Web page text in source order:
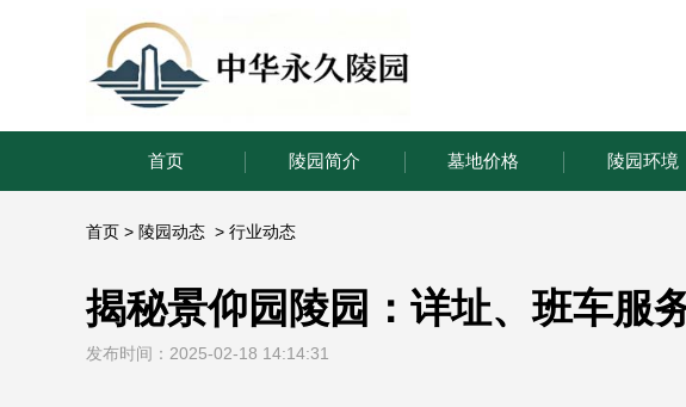
首页 陵园简介 墓地价格 陵园环境
首页 > 陵园动态 > 行业动态
揭秘景仰园陵园：详址、班车服
发布时间：2025-02-18 14:14:31